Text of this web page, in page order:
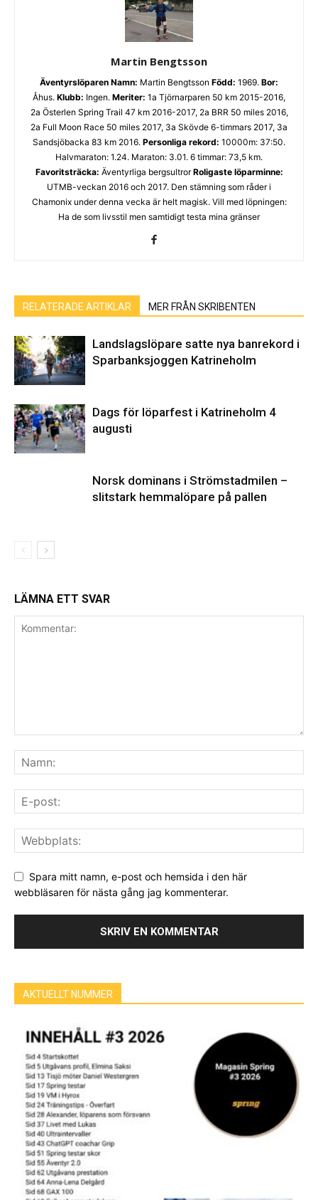
Martin Bengtsson
Äventyrslöparen Namn: Martin Bengtsson Född: 1969. Bor:
Åhus. Klubb: Ingen. Meriter: 1a Tjörnarparen 50 km 2015-2016,
2a Österlen Spring Trail 47 km 2016-2017, 2a BRR 50 miles 2016,
2a Full Moon Race 50 miles 2017, 3a Skövde 6-timmars 2017, 3a
Sandsjöbacka 83 km 2016. Personliga rekord: 10000m: 37:50.
Halvmaraton: 1.24. Maraton: 3.01. 6 timmar: 73,5 km.
Favoritsträcka: Äventyrliga bergsultrorRoligaste löparminne:
UTMB-veckan 2016 och 2017. Den stämning som råder i
Chamonix under denna vecka är helt magisk. Vill med löpningen:
Ha de som livsstil men samtidigt testa mina gränser
RELATERADE ARTIKLAR MER FRÅN SKRIBENTEN
Landslagslöpare satte nya banrekord i
Sparbanksjoggen Katrineholm
Dags för löparfest i Katrineholm 4
augusti
Norsk dominans i Strömstadmilen –
slitstark hemmalöpare på pallen
LÄMNA ETT SVAR
Spara mitt namn, e-post och hemsida i den här
webbläsaren för nästa gång jag kommenterar.
AKTUELLT NUMMER